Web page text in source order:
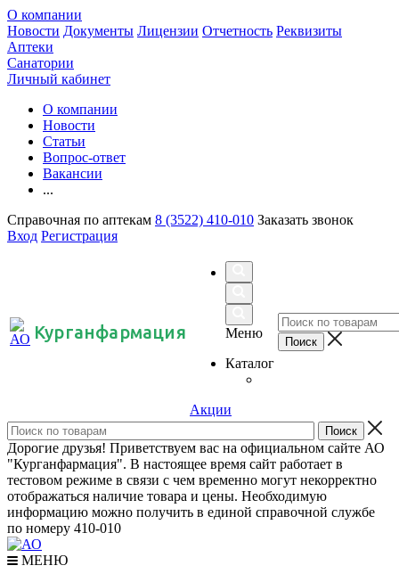
О компании
Новости Документы Лицензии Отчетность Реквизиты
Аптеки
Санатории
Личный кабинет
О компании
Новости
Статьи
Вопрос-ответ
Вакансии
...
Справочная по аптекам 8 (3522) 410-010 Заказать звонок
Вход Регистрация
Курганфармация
Меню
Каталог
Акции
Дорогие друзья! Приветствуем вас на официальном сайте АО
"Курганфармация". В настоящее время сайт работает в
тестовом режиме в связи с чем временно могут некорректно
отображаться наличие товара и цены. Необходимую
информацию можно получить в единой справочной службе
по номеру 410-010
МЕНЮ